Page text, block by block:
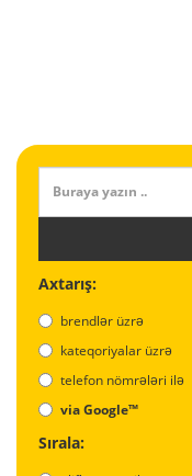
Axtarış:
brendlər üzrə
kateqoriyalar üzrə
telefon nömrələri ilə
via Google™
Sırala: